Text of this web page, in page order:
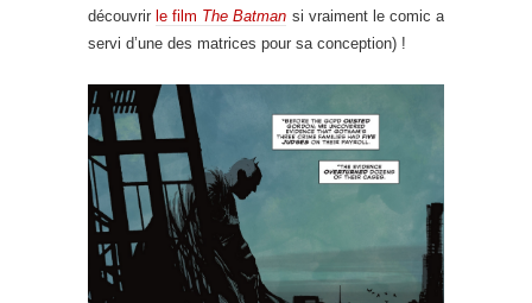
découvrir le film The Batman si vraiment le comic a
servi d’une des matrices pour sa conception) !